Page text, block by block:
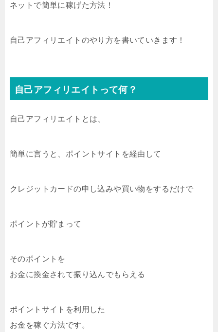
ネットで簡単に稼げた方法！
自己アフィリエイトのやり方を書いていきます！
自己アフィリエイトって何？
自己アフィリエイトとは、
簡単に言うと、ポイントサイトを経由して
クレジットカードの申し込みや買い物をするだけで
ポイントが貯まって
そのポイントを
お金に換金されて振り込んでもらえる
ポイントサイトを利用した
お金を稼ぐ方法です。